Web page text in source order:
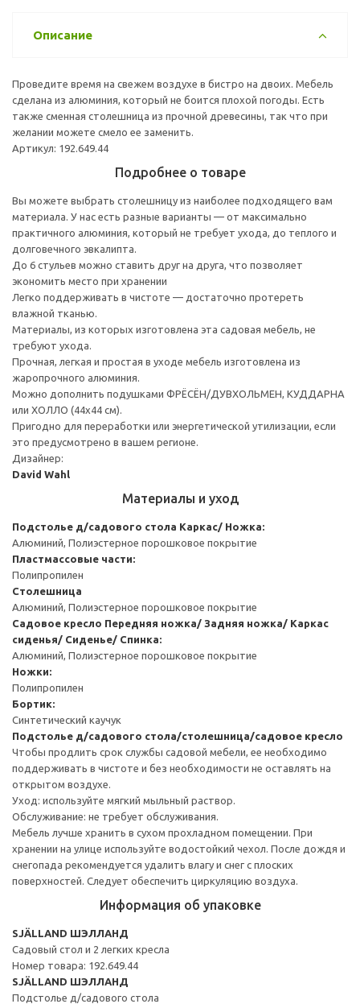
Описание
Проведите время на свежем воздухе в бистро на двоих. Мебель
сделана из алюминия, который не боится плохой погоды. Есть
также сменная столешница из прочной древесины, так что при
желании можете смело ее заменить.
Артикул: 192.649.44
Подробнее о товаре
Вы можете выбрать столешницу из наиболее подходящего вам
материала. У нас есть разные варианты — от максимально
практичного алюминия, который не требует ухода, до теплого и
долговечного эвкалипта.
До 6 стульев можно ставить друг на друга, что позволяет
экономить место при хранении
Легко поддерживать в чистоте — достаточно протереть
влажной тканью.
Материалы, из которых изготовлена эта садовая мебель, не
требуют ухода.
Прочная, легкая и простая в уходе мебель изготовлена из
жаропрочного алюминия.
Можно дополнить подушками ФРЁСЁН/ДУВХОЛЬМЕН, КУДДАРНА
или ХОЛЛО (44x44 см).
Пригодно для переработки или энергетической утилизации, если
это предусмотрено в вашем регионе.
Дизайнер:
David Wahl
Материалы и уход
Подстолье д/садового стола Каркас/ Ножка:
Алюминий, Полиэстерное порошковое покрытие
Пластмассовые части:
Полипропилен
Столешница
Алюминий, Полиэстерное порошковое покрытие
Садовое кресло Передняя ножка/ Задняя ножка/ Каркас
сиденья/ Сиденье/ Спинка:
Алюминий, Полиэстерное порошковое покрытие
Ножки:
Полипропилен
Бортик:
Синтетический каучук
Подстолье д/садового стола/столешница/садовое кресло
Чтобы продлить срок службы садовой мебели, ее необходимо
поддерживать в чистоте и без необходимости не оставлять на
открытом воздухе.
Уход: используйте мягкий мыльный раствор.
Обслуживание: не требует обслуживания.
Мебель лучше хранить в сухом прохладном помещении. При
хранении на улице используйте водостойкий чехол. После дождя и
снегопада рекомендуется удалить влагу и снег с плоских
поверхностей. Следует обеспечить циркуляцию воздуха.
Информация об упаковке
SJÄLLAND ШЭЛЛАНД
Садовый стол и 2 легких кресла
Номер товара: 192.649.44
SJÄLLAND ШЭЛЛАНД
Подстолье д/садового стола